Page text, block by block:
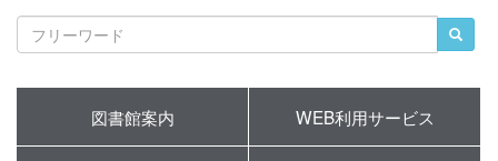
図書館案内 WEB利用サービス